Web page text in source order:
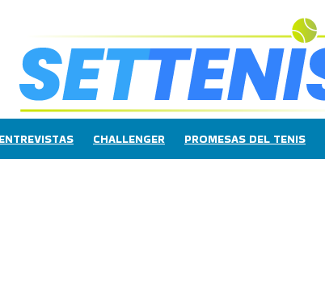
ENTREVISTAS CHALLENGER PROMESAS DEL TENIS